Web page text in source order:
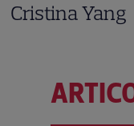
Cristina Yang